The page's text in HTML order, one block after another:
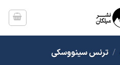
/ ترنس سینووسکی